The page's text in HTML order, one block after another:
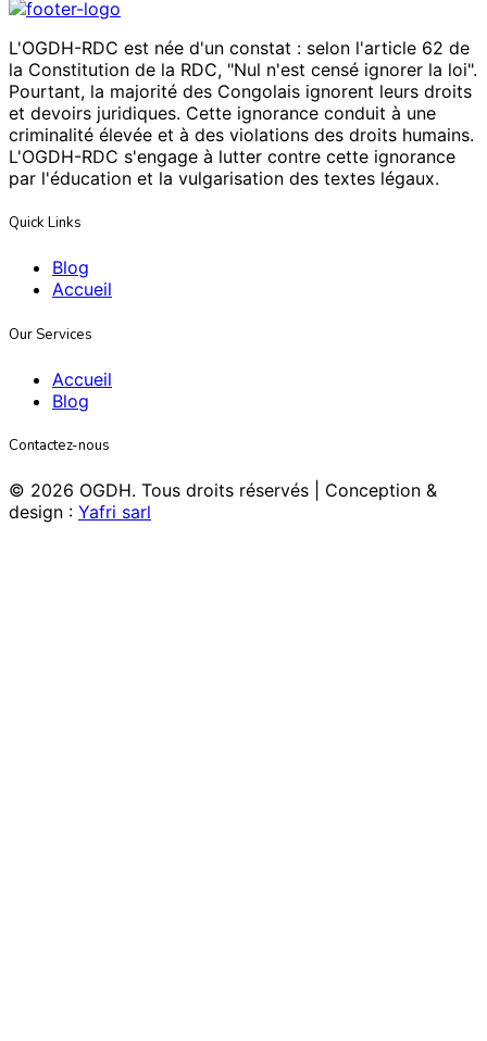
L'OGDH-RDC est née d'un constat : selon l'article 62 de
la Constitution de la RDC, "Nul n'est censé ignorer la loi".
Pourtant, la majorité des Congolais ignorent leurs droits
et devoirs juridiques. Cette ignorance conduit à une
criminalité élevée et à des violations des droits humains.
L'OGDH-RDC s'engage à lutter contre cette ignorance
par l'éducation et la vulgarisation des textes légaux.
Quick Links
Blog
Accueil
Our Services
Accueil
Blog
Contactez-nous
© 2026 OGDH. Tous droits réservés | Conception &
design : Yafri sarl